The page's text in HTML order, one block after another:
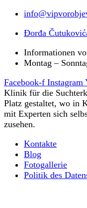
Đorđa
Informationen
Montag –
Facebook-f Instagram
Klinik für die
Platz gestaltet, wo in
mit Experten sich
zusehen.
Kontakte
Blog
Fotogallerie
Politik des